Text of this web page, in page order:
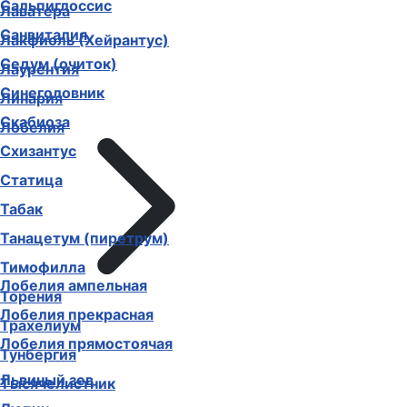
Лаватера
Лакфиоль (Хейрантус)
Лаурентия
Линария
Лобелия
Лобелия ампельная
Лобелия прекрасная
Лобелия прямостоячая
Львиный зев
Сальпиглоссис
Санвиталия
Седум (очиток)
Синеголовник
Скабиоза
Схизантус
Статица
Табак
Танацетум (пиретрум)
Тимофилла
Торения
Трахелиум
Тунбергия
Тысячелистник